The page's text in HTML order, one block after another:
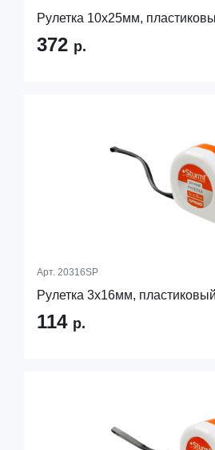
Рулетка 10х25мм,
372 р.
Арт. 20316SP
Рулетка 3х16мм,
114 р.